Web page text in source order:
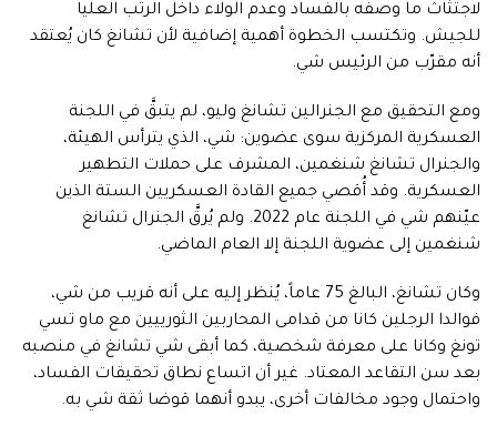
لاجتثاث ما وصفه بالفساد وعدم الولاء داخل الرتب العليا
للجيش. وتكتسب الخطوة أهمية إضافية لأن تشانغ كان يُعتقد
أنه مقرّب من الرئيس شي.
ومع التحقيق مع الجنرالين تشانغ وليو، لم يتبقَّ في اللجنة
العسكرية المركزية سوى عضوين: شي، الذي يترأس الهيئة،
والجنرال تشانغ شنغمين، المشرف على حملات التطهير
العسكرية. وقد أُقصي جميع القادة العسكريين الستة الذين
عيّنهم شي في اللجنة عام 2022. ولم يُرقَّ الجنرال تشانغ
شنغمين إلى عضوية اللجنة إلا العام الماضي.
وكان تشانغ، البالغ 75 عاماً، يُنظر إليه على أنه قريب من شي،
فوالدا الرجلين كانا من قدامى المحاربين الثورييين مع ماو تسي
تونغ وكانا على معرفة شخصية، كما أبقى شي تشانغ في منصبه
بعد سن التقاعد المعتاد. غير أن اتساع نطاق تحقيقات الفساد،
واحتمال وجود مخالفات أخرى، يبدو أنهما قوضا ثقة شي به.